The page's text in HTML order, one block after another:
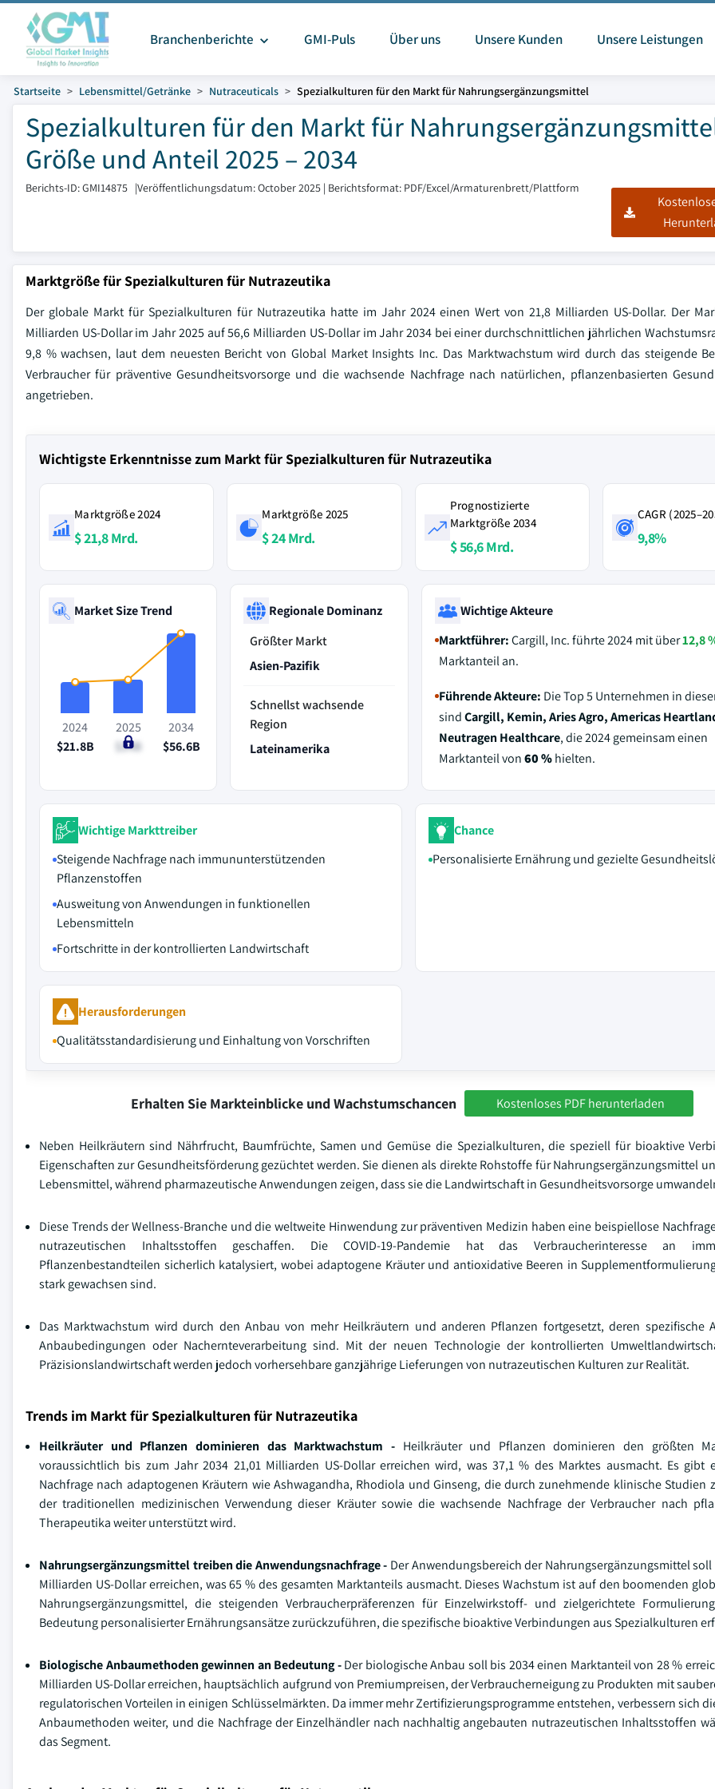
Branchenberichte GMI-Puls Über uns Unsere Kunden Unsere Leistungen
Startseite Lebensmittel/Getränke Nutraceuticals Spezialkulturen für den Markt für Nahrungsergänzungsmittel
Spezialkulturen für den Markt für
Größe und Anteil 2025 – 2034
Berichts-ID: GMI14875 |Veröffentlichungsdatum: October 2025 | Berichtsformat: PDF/Excel/Armaturenbrett/Plattform
Marktgröße für Spezialkulturen für Nutrazeutika
Der globale Markt für Spezialkulturen für Nutrazeutika hatte im Jahr 2024 einen Wert von 21,8 Milliarden US-Dollar. Der
Milliarden US-Dollar im Jahr 2025 auf 56,6 Milliarden US-Dollar im Jahr 2034 bei einer durchschnittlichen jährlichen
9,8 % wachsen, laut dem neuesten Bericht von Global Market Insights Inc. Das Marktwachstum wird durch das steigende
Verbraucher für präventive Gesundheitsvorsorge und die wachsende Nachfrage nach natürlichen, pflanzenbasierten
angetrieben.
Wichtigste Erkenntnisse zum Markt für Spezialkulturen für Nutrazeutika
Marktgröße 2024
$ 21,8 Mrd.
Marktgröße 2025
$ 24 Mrd.
Prognostizierte
Marktgröße 2034
$ 56,6 Mrd.
CAGR
9,8%
Market Size Trend
2024
$21.8B
2025
$24B
2034
$56.6B
Regionale Dominanz
Größter Markt
Asien-Pazifik
Schnellst wachsende
Region
Lateinamerika
Wichtige Akteure
Marktführer:Cargill, Inc. führte 2024 mit über12,8
Marktanteil an.
Führende Akteure: Die Top 5 Unternehmen in
sindCargill, Kemin, Aries Agro, Americas
Neutragen Healthcare, die 2024 gemeinsam einen
Marktanteil von60 %hielten.
Wichtige Markttreiber
Steigende Nachfrage nach immununterstützenden
Pflanzenstoffen
Ausweitung von Anwendungen in funktionellen
Lebensmitteln
Fortschritte in der kontrollierten Landwirtschaft
Chance
Personalisierte Ernährung und gezielte
Herausforderungen
Qualitätsstandardisierung und Einhaltung von Vorschriften
Erhalten Sie Markteinblicke und Wachstumschancen Kostenloses PDF herunterladen
Neben Heilkräutern sind Nährfrucht, Baumfrüchte, Samen und Gemüse die Spezialkulturen, die speziell für bioaktive
Eigenschaften zur Gesundheitsförderung gezüchtet werden. Sie dienen als direkte Rohstoffe für Nahrungsergänzungsmittel
Lebensmittel, während pharmazeutische Anwendungen zeigen, dass sie die Landwirtschaft in Gesundheitsvorsorge
Diese Trends der Wellness-Branche und die weltweite Hinwendung zur präventiven Medizin haben eine beispiellose
nutrazeutischen Inhaltsstoffen geschaffen. Die COVID-19-Pandemie hat das Verbraucherinteresse an
Pflanzenbestandteilen sicherlich katalysiert, wobei adaptogene Kräuter und antioxidative Beeren in
stark gewachsen sind.
Das Marktwachstum wird durch den Anbau von mehr Heilkräutern und anderen Pflanzen fortgesetzt, deren spezifische
Anbaubedingungen oder Nachernteverarbeitung sind. Mit der neuen Technologie der kontrollierten
Präzisionslandwirtschaft werden jedoch vorhersehbare ganzjährige Lieferungen von nutrazeutischen Kulturen zur Realität.
Trends im Markt für Spezialkulturen für Nutrazeutika
Heilkräuter und Pflanzen dominieren das Marktwachstum - Heilkräuter und Pflanzen dominieren den größten
voraussichtlich bis zum Jahr 2034 21,01 Milliarden US-Dollar erreichen wird, was 37,1 % des Marktes ausmacht. Es gibt
Nachfrage nach adaptogenen Kräutern wie Ashwagandha, Rhodiola und Ginseng, die durch zunehmende klinische Studien
der traditionellen medizinischen Verwendung dieser Kräuter sowie die wachsende Nachfrage der Verbraucher nach
Therapeutika weiter unterstützt wird.
Nahrungsergänzungsmittel treiben die Anwendungsnachfrage - Der Anwendungsbereich der Nahrungsergänzungsmittel soll
Milliarden US-Dollar erreichen, was 65 % des gesamten Marktanteils ausmacht. Dieses Wachstum ist auf den boomenden
Nahrungsergänzungsmittel, die steigenden Verbraucherpräferenzen für Einzelwirkstoff- und zielgerichtete
Bedeutung personalisierter Ernährungsansätze zurückzuführen, die spezifische bioaktive Verbindungen aus Spezialkulturen
Biologische Anbaumethoden gewinnen an Bedeutung -Der biologische Anbau soll bis 2034 einen Marktanteil von 28 %
Milliarden US-Dollar erreichen, hauptsächlich aufgrund von Premiumpreisen, der Verbraucherneigung zu Produkten mit
regulatorischen Vorteilen in einigen Schlüsselmärkten. Da immer mehr Zertifizierungsprogramme entstehen, verbessern sich
Anbaumethoden weiter, und die Nachfrage der Einzelhändler nach nachhaltig angebauten nutrazeutischen Inhaltsstoffen
das Segment.